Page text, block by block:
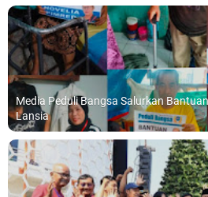
Media Peduli Bangsa Salurkan
Lansia